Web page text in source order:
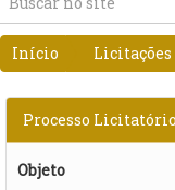
Início Licitações
Processo Licitatório
Objeto